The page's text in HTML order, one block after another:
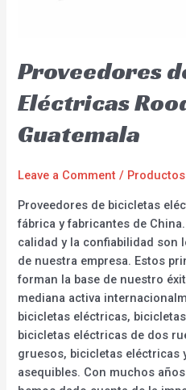
Proveedores
Eléctricas
Guatemala
Leave a Comment / Productos
Proveedores de bicicletas
fábrica y fabricantes de
calidad y la confiabilidad son
de nuestra empresa. Estos
forman la base de nuestro
mediana activa
bicicletas eléctricas,
bicicletas eléctricas de dos
gruesos, bicicletas eléctricas
asequibles. Con muchos